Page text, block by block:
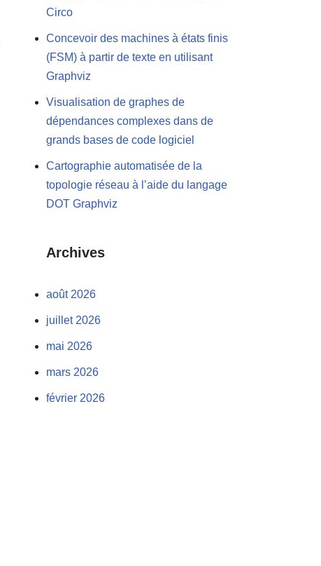
Circo
Concevoir des machines à états finis
(FSM) à partir de texte en utilisant
Graphviz
Visualisation de graphes de
dépendances complexes dans de
grands bases de code logiciel
Cartographie automatisée de la
topologie réseau à l’aide du langage
DOT Graphviz
Archives
août 2026
juillet 2026
mai 2026
mars 2026
février 2026